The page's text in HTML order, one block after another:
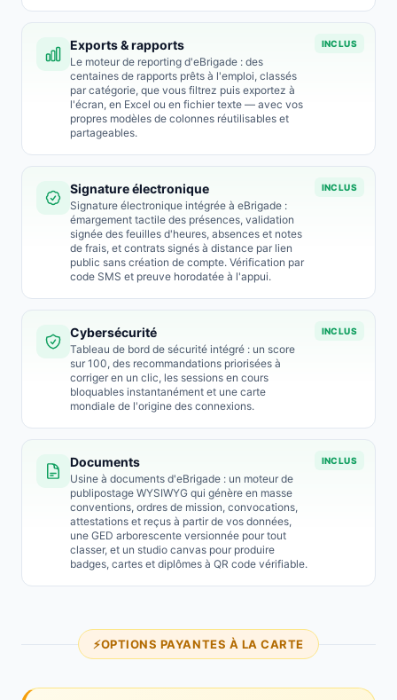
Exports & rapports
Le moteur de reporting d'eBrigade : des
centaines de rapports prêts à l'emploi, classés
par catégorie, que vous filtrez puis exportez à
l'écran, en Excel ou en fichier texte — avec vos
propres modèles de colonnes réutilisables et
partageables.
INCLUS
Signature électronique
Signature électronique intégrée à eBrigade :
émargement tactile des présences, validation
signée des feuilles d'heures, absences et notes
de frais, et contrats signés à distance par lien
public sans création de compte. Vérification par
code SMS et preuve horodatée à l'appui.
INCLUS
Cybersécurité
Tableau de bord de sécurité intégré : un score
sur 100, des recommandations priorisées à
corriger en un clic, les sessions en cours
bloquables instantanément et une carte
mondiale de l'origine des connexions.
INCLUS
Documents
Usine à documents d'eBrigade : un moteur de
publipostage WYSIWYG qui génère en masse
conventions, ordres de mission, convocations,
attestations et reçus à partir de vos données,
une GED arborescente versionnée pour tout
classer, et un studio canvas pour produire
badges, cartes et diplômes à QR code vérifiable.
INCLUS
OPTIONS PAYANTES À LA CARTE